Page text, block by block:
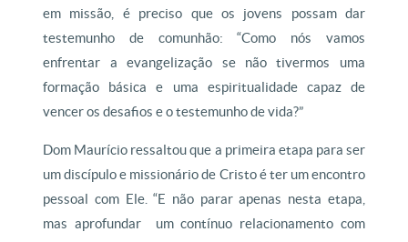
em missão, é preciso que os jovens possam dar
testemunho de comunhão: “Como nós vamos
enfrentar a evangelização se não tivermos uma
formação básica e uma espiritualidade capaz de
vencer os desafios e o testemunho de vida?”
Dom Maurício ressaltou que a primeira etapa para ser
um discípulo e missionário de Cristo é ter um encontro
pessoal com Ele. “E não parar apenas nesta etapa,
mas aprofundar um contínuo relacionamento com